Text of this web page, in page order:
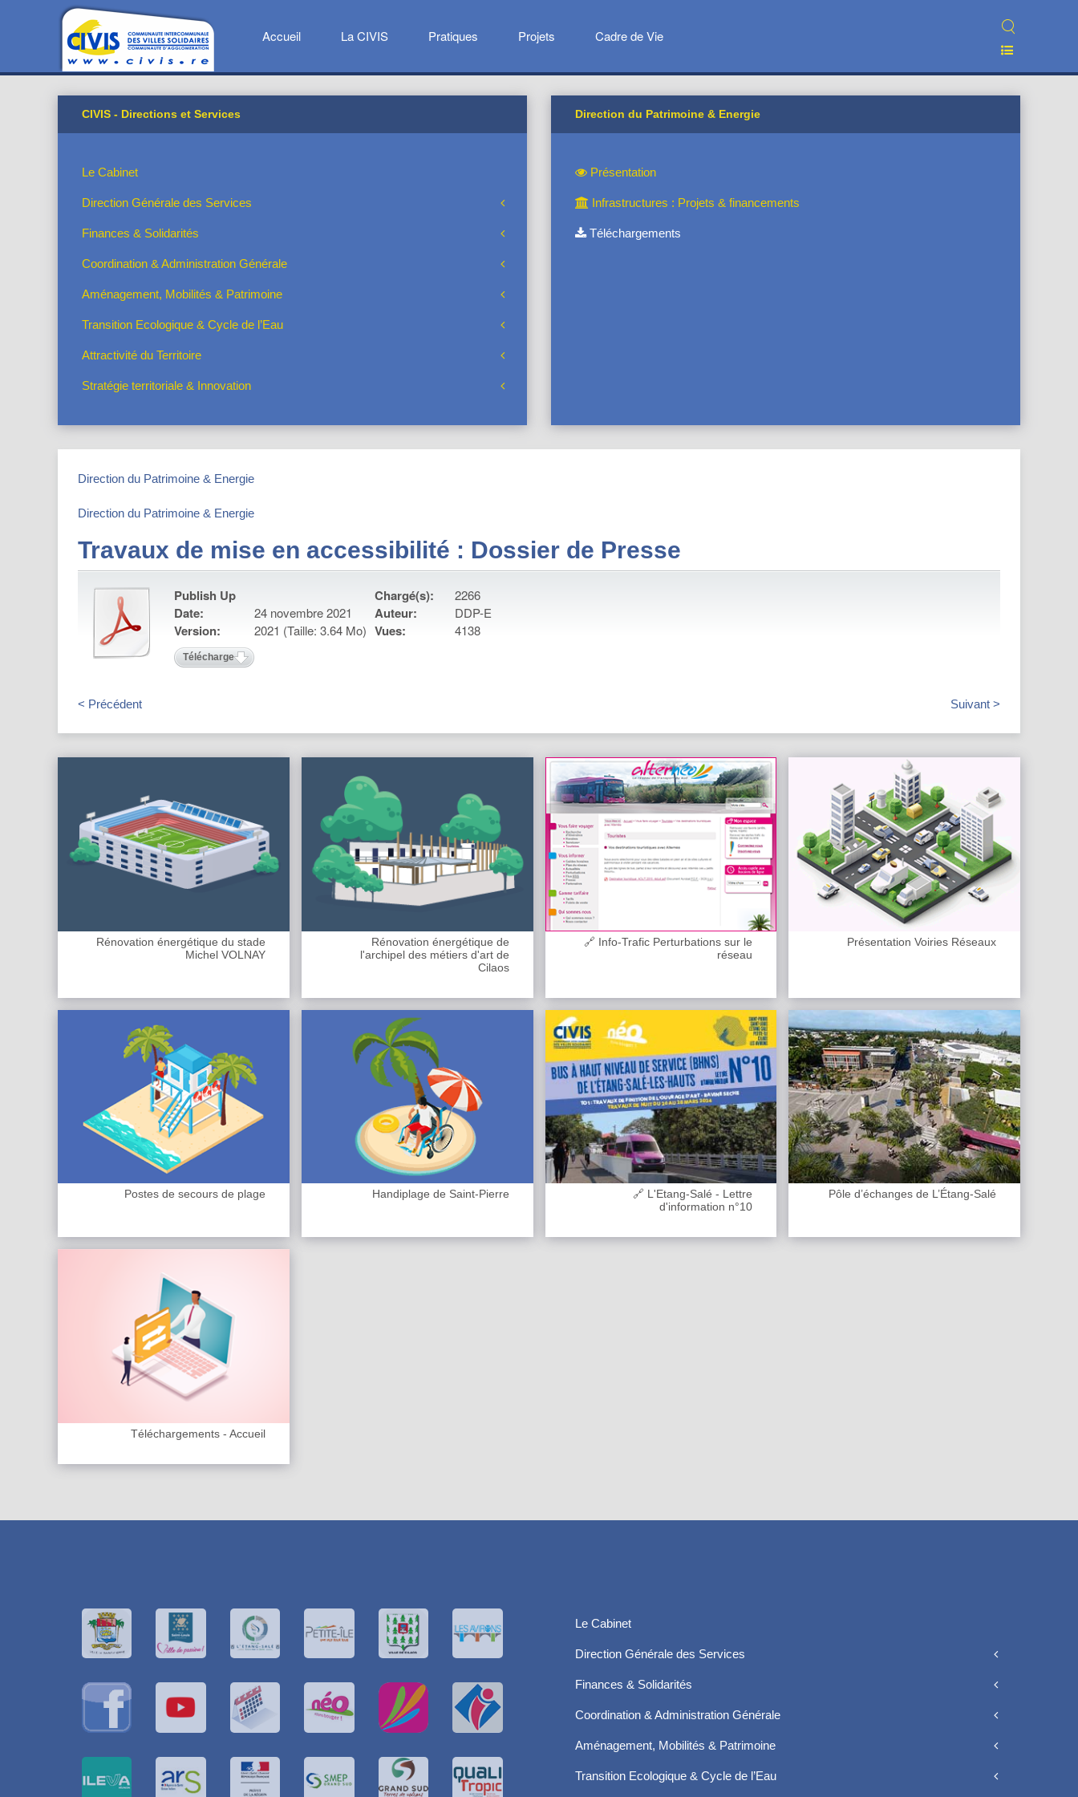
Accueil La CIVIS Pratiques Projets Cadre de Vie
CIVIS - Directions et Services
Le Cabinet
Direction Générale des Services
Finances & Solidarités
Coordination & Administration Générale
Aménagement, Mobilités & Patrimoine
Transition Ecologique & Cycle de l’Eau
Attractivité du Territoire
Stratégie territoriale & Innovation
Direction du Patrimoine & Energie
Présentation
Infrastructures : Projets & financements
Téléchargements
Direction du Patrimoine & Energie
Direction du Patrimoine & Energie
Travaux de mise en accessibilité : Dossier de Presse
Publish Up
Date:
24 novembre 2021
Chargé(s): 2266
Auteur: DDP-E
Version: 2021 (Taille: 3.64 Mo) Vues: 4138
Télécharger
< Précédent Suivant >
Rénovation énergétique du stade
Michel VOLNAY
Rénovation énergétique de
l'archipel des métiers d'art de
Cilaos
🔗 Info-Trafic Perturbations sur le
réseau
Présentation Voiries Réseaux
Postes de secours de plage Handiplage de Saint-Pierre
🔗 L'Etang-Salé - Lettre
d'information n°10
Pôle d’échanges de L’Étang-Salé
Téléchargements - Accueil
Le Cabinet
Direction Générale des Services
Finances & Solidarités
Coordination & Administration Générale
Aménagement, Mobilités & Patrimoine
Transition Ecologique & Cycle de l’Eau